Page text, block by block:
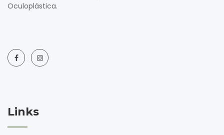
Oculoplástica.
Links